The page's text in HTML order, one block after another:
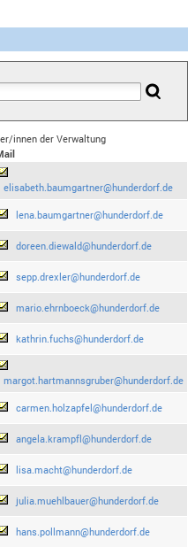
innen der Verwaltung
elisabeth.baumgartner@hunderdorf.de
lena.baumgartner@hunderdorf.de
doreen.diewald@hunderdorf.de
sepp.drexler@hunderdorf.de
mario.ehrnboeck@hunderdorf.de
kathrin.fuchs@hunderdorf.de
margot.hartmannsgruber@hunderdorf.de
carmen.holzapfel@hunderdorf.de
angela.krampfl@hunderdorf.de
lisa.macht@hunderdorf.de
julia.muehlbauer@hunderdorf.de
hans.pollmann@hunderdorf.de